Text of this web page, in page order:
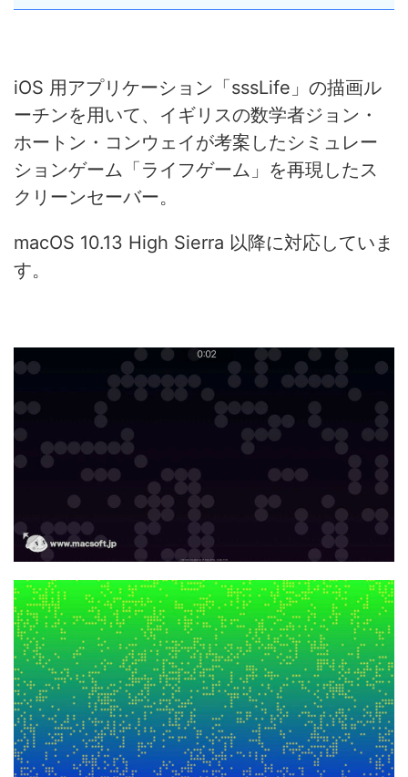
iOS 用アプリケーション「sssLife」の描画ル
ーチンを用いて、イギリスの数学者ジョン・
ホートン・コンウェイが考案したシミュレー
ションゲーム「ライフゲーム」を再現したス
クリーンセーバー。
macOS 10.13 High Sierra 以降に対応していま
す。